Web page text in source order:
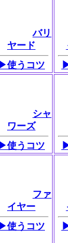
バリ
ヤード
▶使うコツ
シャ
ワーズ
▶使うコツ
ファ
イヤー
▶使うコツ